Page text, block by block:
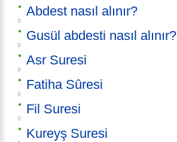
Abdest nasıl alınır?
Gusül abdesti nasıl alınır?
Asr Suresi
Fatiha Sûresi
Fil Suresi
Kureyş Suresi